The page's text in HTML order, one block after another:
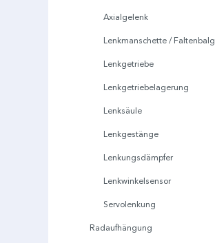
Axialgelenk
Lenkmanschette / Faltenbalg
Lenkgetriebe
Lenkgetriebelagerung
Lenksäule
Lenkgestänge
Lenkungsdämpfer
Lenkwinkelsensor
Servolenkung
Radaufhängung